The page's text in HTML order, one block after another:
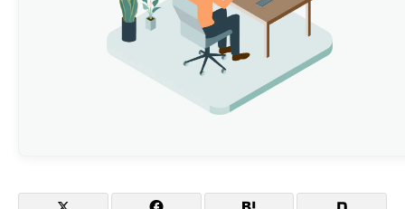
株式会社ヒューマノーム研究所